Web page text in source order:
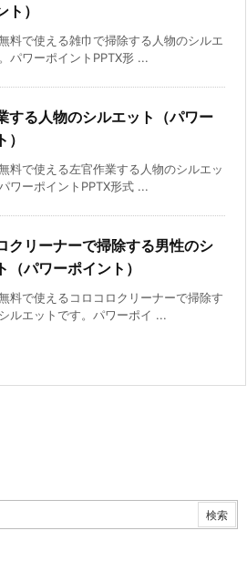
ト）
料で使える雑巾で掃除する人物のシルエ
パワーポイントPPTX形 ...
する人物のシルエット（パワー
料で使える左官作業する人物のシルエッ
ワーポイントPPTX形式 ...
クリーナーで掃除する男性のシ
（パワーポイント）
料で使えるコロコロクリーナーで掃除す
ルエットです。パワーポイ ...